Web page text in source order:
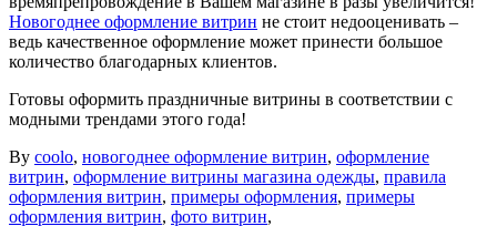
Новогоднее оформление витрин не стоит недооценивать –
ведь качественное оформление может принести большое
количество благодарных клиентов.
Готовы оформить праздничные витрины в соответствии с
модными трендами этого года!
By coolo, новогоднее оформление витрин, оформление
витрин, оформление витрины магазина одежды, правила
оформления витрин, примеры оформления, примеры
оформления витрин, фото витрин,